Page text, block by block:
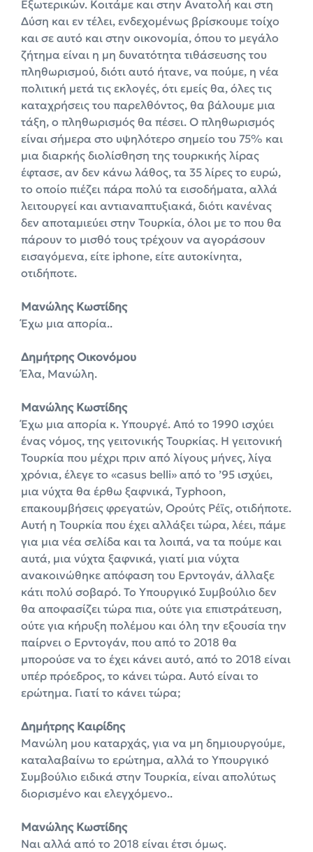
Εξωτερικών. Κοιτάμε και στην Ανατολή και στη
Δύση και εν τέλει, ενδεχομένως βρίσκουμε τοίχο
και σε αυτό και στην οικονομία, όπου το μεγάλο
ζήτημα είναι η μη δυνατότητα τιθάσευσης του
πληθωρισμού, διότι αυτό ήτανε, να πούμε, η νέα
πολιτική μετά τις εκλογές, ότι εμείς θα, όλες τις
καταχρήσεις του παρελθόντος, θα βάλουμε μια
τάξη, ο πληθωρισμός θα πέσει. Ο πληθωρισμός
είναι σήμερα στο υψηλότερο σημείο του 75% και
μια διαρκής διολίσθηση της τουρκικής λίρας
έφτασε, αν δεν κάνω λάθος, τα 35 λίρες το ευρώ,
το οποίο πιέζει πάρα πολύ τα εισοδήματα, αλλά
λειτουργεί και αντιαναπτυξιακά, διότι κανένας
δεν αποταμιεύει στην Τουρκία, όλοι με το που θα
πάρουν το μισθό τους τρέχουν να αγοράσουν
εισαγόμενα, είτε iphone, είτε αυτοκίνητα,
οτιδήποτε.
Μανώλης Κωστίδης
Έχω μια απορία..
Δημήτρης Οικονόμου
Έλα, Μανώλη.
Μανώλης Κωστίδης
Έχω μια απορία κ. Υπουργέ. Από το 1990 ισχύει
ένας νόμος, της γειτονικής Τουρκίας. Η γειτονική
Τουρκία που μέχρι πριν από λίγους μήνες, λίγα
χρόνια, έλεγε το «casus belli» από το ’95 ισχύει,
μια νύχτα θα έρθω ξαφνικά, Τyphoon,
επακουμβήσεις φρεγατών, Ορούτς Ρέϊς, οτιδήποτε.
Αυτή η Τουρκία που έχει αλλάξει τώρα, λέει, πάμε
για μια νέα σελίδα και τα λοιπά, να τα πούμε και
αυτά, μια νύχτα ξαφνικά, γιατί μια νύχτα
ανακοινώθηκε απόφαση του Ερντογάν, άλλαξε
κάτι πολύ σοβαρό. Το Υπουργικό Συμβούλιο δεν
θα αποφασίζει τώρα πια, ούτε για επιστράτευση,
ούτε για κήρυξη πολέμου και όλη την εξουσία την
παίρνει ο Ερντογάν, που από το 2018 θα
μπορούσε να το έχει κάνει αυτό, από το 2018 είναι
υπέρ πρόεδρος, το κάνει τώρα. Αυτό είναι το
ερώτημα. Γιατί το κάνει τώρα;
Δημήτρης Καιρίδης
Μανώλη μου καταρχάς, για να μη δημιουργούμε,
καταλαβαίνω το ερώτημα, αλλά το Υπουργικό
Συμβούλιο ειδικά στην Τουρκία, είναι απολύτως
διορισμένο και ελεγχόμενο..
Μανώλης Κωστίδης
Ναι αλλά από το 2018 είναι έτσι όμως.